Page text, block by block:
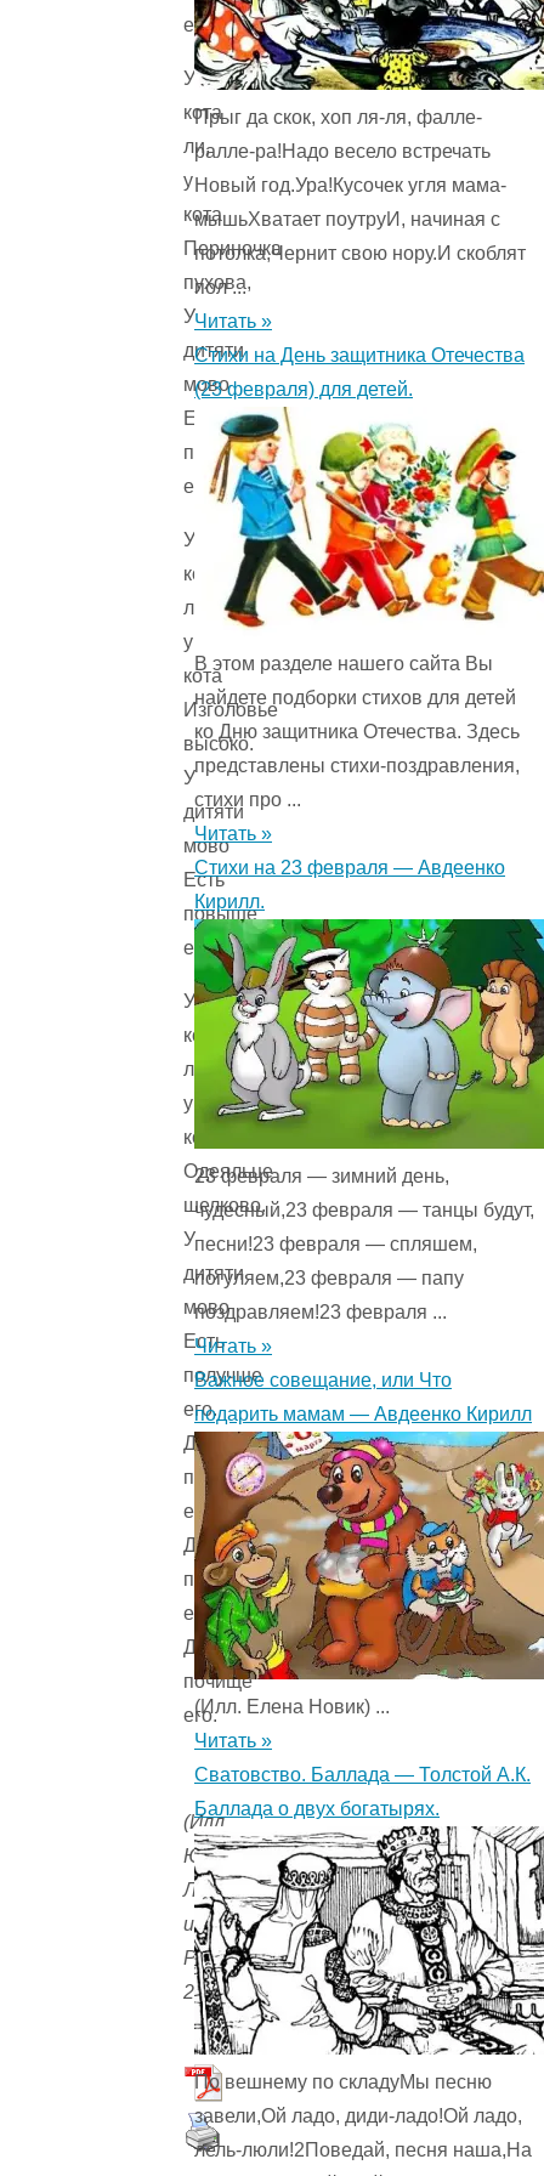
его.
У
кота
ли,
у
кота
Периночка
пухова,
У
дитяти
мово
Есть
помягче
его.
У
кота
ли,
у
кота
Изголовье
высоко.
У
дитяти
мово
Есть
повыше
его.
У
кота
ли,
у
кота
Одеяльце
шелково.
У
дитяти
мово
Есть
получше
его.
Да
покраше
его,
Да
помягче
его,
Да
почище
его.
(Илл.
Ю.Васнецова,
Ладушки,
изд.
Росмэн,
2002)
Прыг да скок, хоп ля-ля, фалле-
ралле-ра!Надо весело встречать
Новый год.Ура!Кусочек угля мама-
мышьХватает поутруИ, начиная с
потолка,Чернит свою нору.И скоблят
пол ...
Читать »
Стихи на День защитника Отечества
(23 февраля) для детей.
В этом разделе нашего сайта Вы
найдете подборки стихов для детей
ко Дню защитника Отечества. Здесь
представлены стихи-поздравления,
стихи про ...
Читать »
Стихи на 23 февраля — Авдеенко
Кирилл.
23 февраля — зимний день,
чудесный,23 февраля — танцы будут,
песни!23 февраля — спляшем,
погуляем,23 февраля — папу
поздравляем!23 февраля ...
Читать »
Важное совещание, или Что
подарить мамам — Авдеенко Кирилл
(Илл. Елена Новик) ...
Читать »
Сватовство. Баллада — Толстой А.К.
Баллада о двух богатырях.
По вешнему по складуМы песню
завели,Ой ладо, диди-ладо!Ой ладо,
лель-люли!2Поведай, песня наша,На